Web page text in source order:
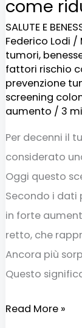
come
SALUTE E
Federico Lodi /
tumori,
fattori rischio
prevenzione
screening
aumento / 3
Per decenni il
considerato
Oggi questo
Secondo i dati
in forte
retto, che
Ancora più
Questo
davvero
il
rischio
Read More »